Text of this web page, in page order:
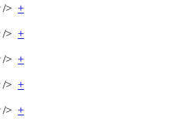
/> +
/> +
/> +
/> +
/> +